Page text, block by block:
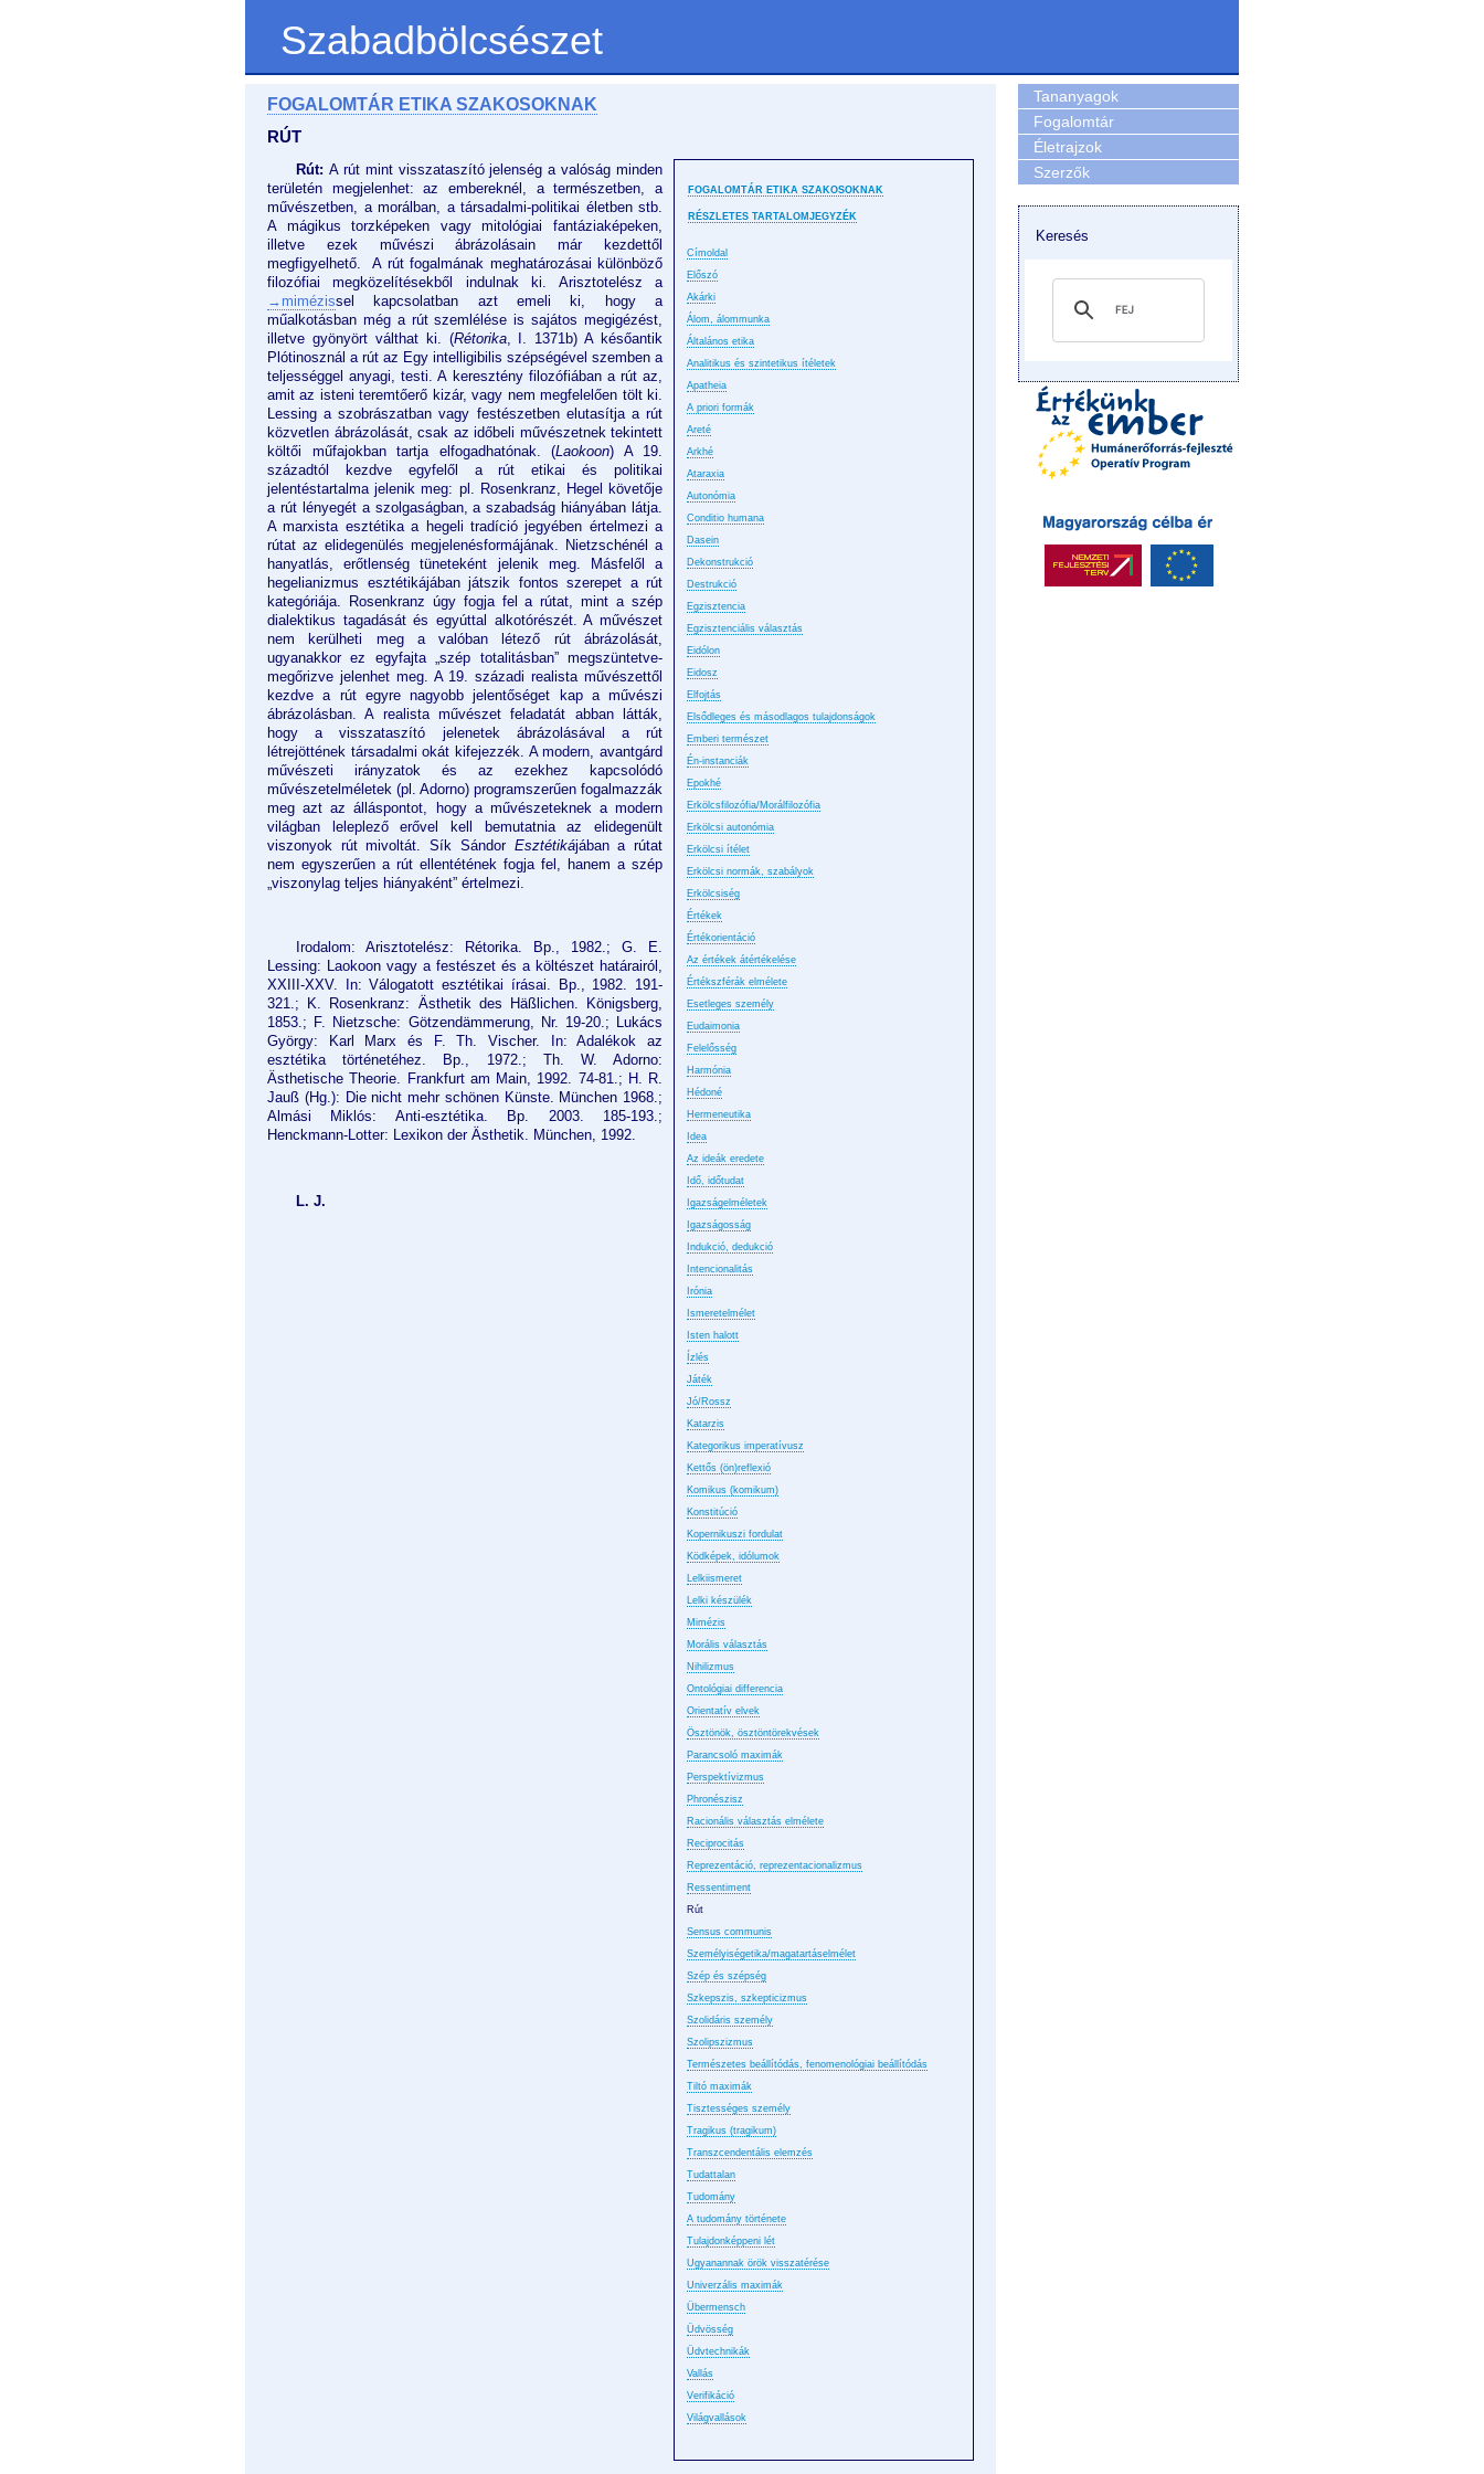
Szabadbölcsészet
FOGALOMTÁR ETIKA SZAKOSOKNAK
RÚT
FOGALOMTÁR ETIKA SZAKOSOKNAK
RÉSZLETES TARTALOMJEGYZÉK
Címoldal
Előszó
Akárki
Álom, álommunka
Általános etika
Analitikus és szintetikus ítéletek
Apatheia
A priori formák
Areté
Arkhé
Ataraxia
Autonómia
Conditio humana
Dasein
Dekonstrukció
Destrukció
Egzisztencia
Egzisztenciális választás
Eidólon
Eidosz
Elfojtás
Elsődleges és másodlagos tulajdonságok
Emberi természet
Én-instanciák
Epokhé
Erkölcsfilozófia/Morálfilozófia
Erkölcsi autonómia
Erkölcsi ítélet
Erkölcsi normák, szabályok
Erkölcsiség
Értékek
Értékorientáció
Az értékek átértékelése
Értékszférák elmélete
Esetleges személy
Eudaimonia
Felelősség
Harmónia
Hédoné
Hermeneutika
Idea
Az ideák eredete
Idő, időtudat
Igazságelméletek
Igazságosság
Indukció, dedukció
Intencionalitás
Irónia
Ismeretelmélet
Isten halott
Ízlés
Játék
Jó/Rossz
Katarzis
Kategorikus imperatívusz
Kettős (ön)reflexió
Komikus (komikum)
Konstitúció
Kopernikuszi fordulat
Ködképek, idólumok
Lelkiismeret
Lelki készülék
Mimézis
Morális választás
Nihilizmus
Ontológiai differencia
Orientatív elvek
Ösztönök, ösztöntörekvések
Parancsoló maximák
Perspektívizmus
Phronészisz
Racionális választás elmélete
Reciprocitás
Reprezentáció, reprezentacionalizmus
Ressentiment
Rút
Sensus communis
Személyiségetika/magatartáselmélet
Szép és szépség
Szkepszis, szkepticizmus
Szolidáris személy
Szolipszizmus
Természetes beállítódás, fenomenológiai beállítódás
Tiltó maximák
Tisztességes személy
Tragikus (tragikum)
Transzcendentális elemzés
Tudattalan
Tudomány
A tudomány története
Tulajdonképpeni lét
Ugyanannak örök visszatérése
Univerzális maximák
Übermensch
Üdvösség
Üdvtechnikák
Vallás
Verifikáció
Világvallások
Rút: A rút mint visszataszító jelenség a valóság minden
területén megjelenhet: az embereknél, a természetben, a
művészetben, a morálban, a társadalmi-politikai életben stb.
A mágikus torzképeken vagy mitológiai fantáziaképeken,
illetve ezek művészi ábrázolásain már kezdettől
megfigyelhető. A rút fogalmának meghatározásai különböző
filozófiai megközelítésekből indulnak ki. Arisztotelész a
→mimézissel kapcsolatban azt emeli ki, hogy a
műalkotásban még a rút szemlélése is sajátos megigézést,
illetve gyönyört válthat ki. (Rétorika, I. 1371b) A későantik
Plótinosznál a rút az Egy intelligibilis szépségével szemben a
teljességgel anyagi, testi. A keresztény filozófiában a rút az,
amit az isteni teremtőerő kizár, vagy nem megfelelően tölt ki.
Lessing a szobrászatban vagy festészetben elutasítja a rút
közvetlen ábrázolását, csak az időbeli művészetnek tekintett
költői műfajokban tartja elfogadhatónak. (Laokoon) A 19.
századtól kezdve egyfelől a rút etikai és politikai
jelentéstartalma jelenik meg: pl. Rosenkranz, Hegel követője
a rút lényegét a szolgaságban, a szabadság hiányában látja.
A marxista esztétika a hegeli tradíció jegyében értelmezi a
rútat az elidegenülés megjelenésformájának. Nietzschénél a
hanyatlás, erőtlenség tüneteként jelenik meg. Másfelől a
hegelianizmus esztétikájában játszik fontos szerepet a rút
kategóriája. Rosenkranz úgy fogja fel a rútat, mint a szép
dialektikus tagadását és egyúttal alkotórészét. A művészet
nem kerülheti meg a valóban létező rút ábrázolását,
ugyanakkor ez egyfajta „szép totalitásban” megszüntetve-
megőrizve jelenhet meg. A 19. századi realista művészettől
kezdve a rút egyre nagyobb jelentőséget kap a művészi
ábrázolásban. A realista művészet feladatát abban látták,
hogy a visszataszító jelenetek ábrázolásával a rút
létrejöttének társadalmi okát kifejezzék. A modern, avantgárd
művészeti irányzatok és az ezekhez kapcsolódó
művészetelméletek (pl. Adorno) programszerűen fogalmazzák
meg azt az álláspontot, hogy a művészeteknek a modern
világban leleplező erővel kell bemutatnia az elidegenült
viszonyok rút mivoltát. Sík Sándor Esztétikájában a rútat
nem egyszerűen a rút ellentétének fogja fel, hanem a szép
„viszonylag teljes hiányaként” értelmezi.
Irodalom: Arisztotelész: Rétorika. Bp., 1982.; G. E.
Lessing: Laokoon vagy a festészet és a költészet határairól,
XXIII-XXV. In: Válogatott esztétikai írásai. Bp., 1982. 191-
321.; K. Rosenkranz: Ästhetik des Häßlichen. Königsberg,
1853.; F. Nietzsche: Götzendämmerung, Nr. 19-20.; Lukács
György: Karl Marx és F. Th. Vischer. In: Adalékok az
esztétika történetéhez. Bp., 1972.; Th. W. Adorno:
Ästhetische Theorie. Frankfurt am Main, 1992. 74-81.; H. R.
Jauß (Hg.): Die nicht mehr schönen Künste. München 1968.;
Almási Miklós: Anti-esztétika. Bp. 2003. 185-193.;
Henckmann-Lotter: Lexikon der Ästhetik. München, 1992.
L. J.
Tananyagok
Fogalomtár
Életrajzok
Szerzők
Keresés